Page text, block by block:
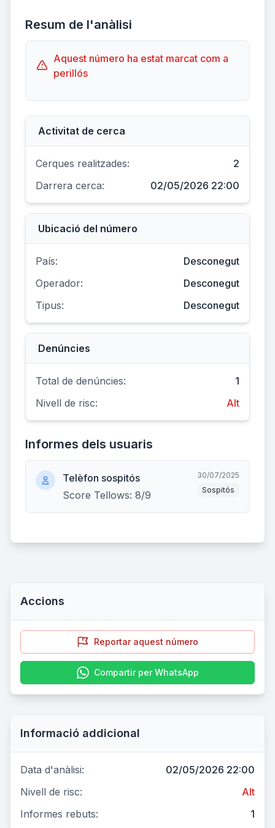
Resum de l'anàlisi
Aquest número ha estat marcat com a
perillós
Activitat de cerca
Cerques realitzades:
2
Darrera cerca:
02/05/2026 22:00
Ubicació del número
País:
Desconegut
Operador:
Desconegut
Tipus:
Desconegut
Denúncies
Total de denúncies:
1
Nivell de risc:
Alt
Informes dels usuaris
Telèfon sospitós
Score Tellows: 8/9
30/07/2025
Sospitós
Accions
Reportar aquest número
Compartir per WhatsApp
Informació addicional
Data d'anàlisi:
02/05/2026 22:00
Nivell de risc:
Alt
Informes rebuts:
1